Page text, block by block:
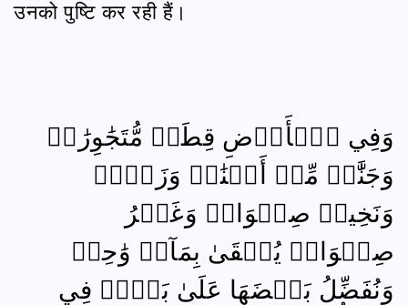
उनको पुष्टि कर रही हैं।
وَفِي ٱلۡأَرۡضِ قِطَعٞ مُّتَجَٰوِرَٰتٞ
وَجَنَّٰتٞ مِّنۡ أَعۡنَٰبٖ وَزَرۡعٞ
وَنَخِيلٞ صِنۡوَانٞ وَغَيۡرُ
صِنۡوَانٖ يُسۡقَىٰ بِمَآءٖ وَٰحِدٖ
وَنُفَضِّلُ بَعۡضَهَا عَلَىٰ بَعۡضٖ فِي